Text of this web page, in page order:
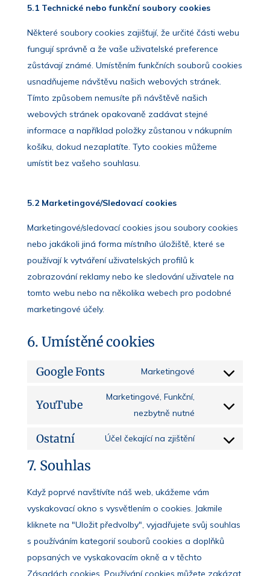
5.1 Technické nebo funkční soubory cookies
Některé soubory cookies zajišťují, že určité části webu
fungují správně a že vaše uživatelské preference
zůstávají známé. Umístěním funkčních souborů cookies
usnadňujeme návštěvu našich webových stránek.
Tímto způsobem nemusíte při návštěvě našich
webových stránek opakovaně zadávat stejné
informace a například položky zůstanou v nákupním
košíku, dokud nezaplatíte. Tyto cookies můžeme
umístit bez vašeho souhlasu.
5.2 Marketingové/Sledovací cookies
Marketingové/sledovací cookies jsou soubory cookies
nebo jakákoli jiná forma místního úložiště, které se
používají k vytváření uživatelských profilů k
zobrazování reklamy nebo ke sledování uživatele na
tomto webu nebo na několika webech pro podobné
marketingové účely.
6. Umístěné cookies
Google Fonts Marketingové
Consent
service
YouTube
Marketingové, Funkční,
nezbytně nutné
Consent
service
Ostatní Účel čekající na zjištění
Consent
ostatní
7. Souhlas
Když poprvé navštívíte náš web, ukážeme vám
vyskakovací okno s vysvětlením o cookies. Jakmile
kliknete na "Uložit předvolby", vyjadřujete svůj souhlas
s používáním kategorií souborů cookies a doplňků
popsaných ve vyskakovacím okně a v těchto
Zásadách cookies. Používání cookies můžete zakázat